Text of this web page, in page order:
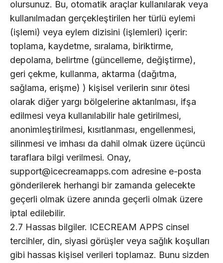
olursunuz. Bu, otomatik araçlar kullanılarak veya
kullanılmadan gerçekleştirilen her türlü eylemi
(işlemi) veya eylem dizisini (işlemleri) içerir:
toplama, kaydetme, sıralama, biriktirme,
depolama, belirtme (güncelleme, değiştirme),
geri çekme, kullanma, aktarma (dağıtma,
sağlama, erişme) ) kişisel verilerin sınır ötesi
olarak diğer yargı bölgelerine aktarılması, ifşa
edilmesi veya kullanılabilir hale getirilmesi,
anonimleştirilmesi, kısıtlanması, engellenmesi,
silinmesi ve imhası da dahil olmak üzere üçüncü
taraflara bilgi verilmesi. Onay,
support@icecreamapps.com adresine e-posta
gönderilerek herhangi bir zamanda gelecekte
geçerli olmak üzere anında geçerli olmak üzere
iptal edilebilir.
2.7 Hassas bilgiler. ICECREAM APPS cinsel
tercihler, din, siyasi görüşler veya sağlık koşulları
gibi hassas kişisel verileri toplamaz. Bunu sizden